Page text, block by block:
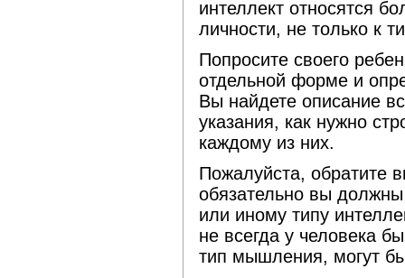
интеллект относятся
личности, не только к
Попросите своего
отдельной форме и
Вы найдете описание
указания, как нужно
каждому из них.
Пожалуйста, обратите
обязательно вы
или иному типу
не всегда у человека
тип мышления, могут